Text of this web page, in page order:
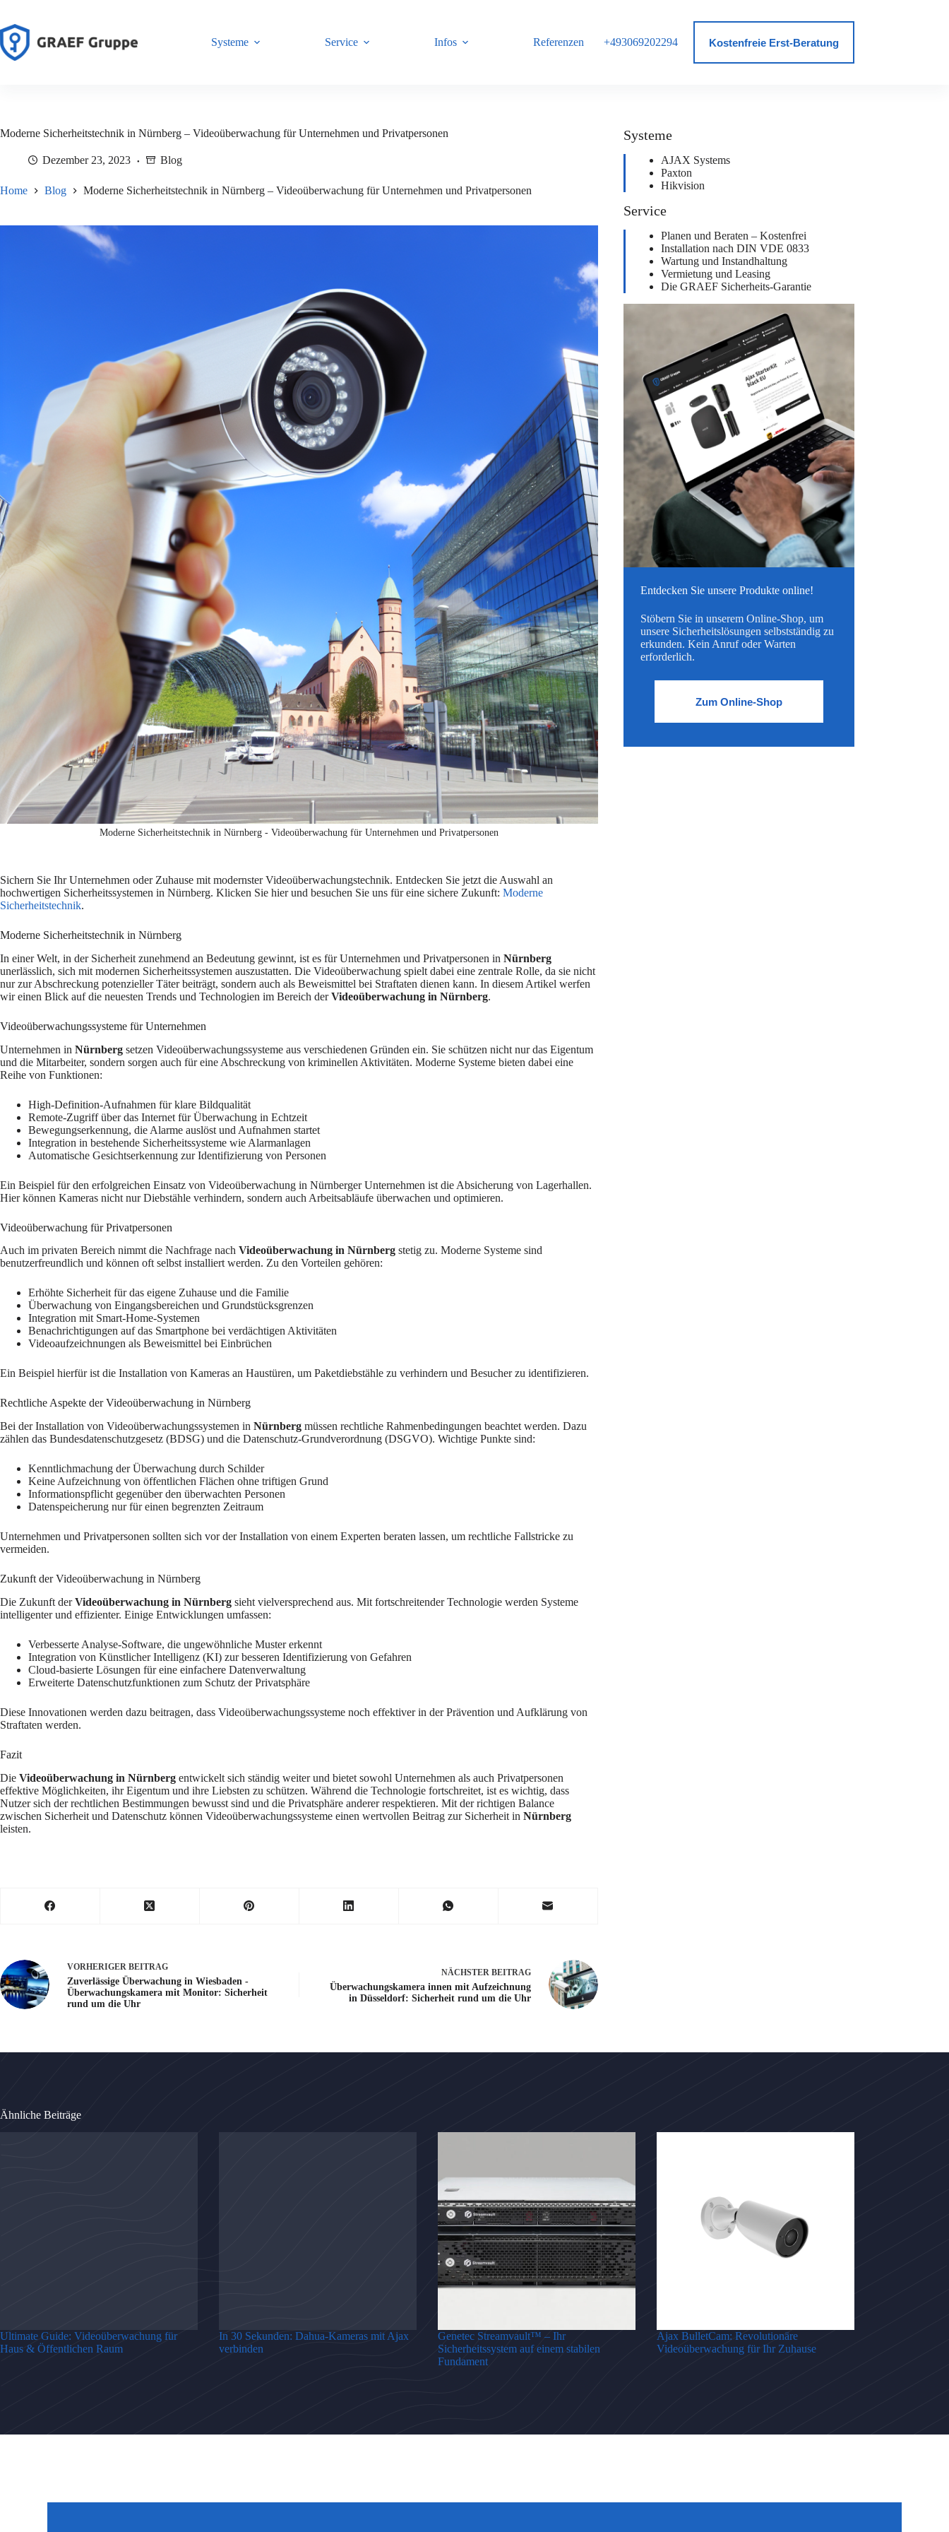
springen
Systeme
Service Infos Referenzen Blog
+493069202294 Kostenfreie Erst-Beratung
Moderne Sicherheitstechnik in Nürnberg – Videoüberwachung für Unternehmen und Privatpersonen
Dezember 23, 2023 Blog
Home Blog Moderne Sicherheitstechnik in Nürnberg – Videoüberwachung für Unternehmen und Privatpersonen
Moderne Sicherheitstechnik in Nürnberg - Videoüberwachung für Unternehmen und Privatpersonen
Sichern Sie Ihr Unternehmen oder Zuhause mit modernster Videoüberwachungstechnik. Entdecken Sie jetzt die Auswahl an
hochwertigen Sicherheitssystemen in Nürnberg. Klicken Sie hier und besuchen Sie uns für eine sichere Zukunft: Moderne
Sicherheitstechnik.
Moderne Sicherheitstechnik in Nürnberg
In einer Welt, in der Sicherheit zunehmend an Bedeutung gewinnt, ist es für Unternehmen und Privatpersonen in Nürnberg
unerlässlich, sich mit modernen Sicherheitssystemen auszustatten. Die Videoüberwachung spielt dabei eine zentrale Rolle, da sie nicht
nur zur Abschreckung potenzieller Täter beiträgt, sondern auch als Beweismittel bei Straftaten dienen kann. In diesem Artikel werfen
wir einen Blick auf die neuesten Trends und Technologien im Bereich derVideoüberwachung in Nürnberg.
Videoüberwachungssysteme für Unternehmen
Unternehmen in Nürnberg setzen Videoüberwachungssysteme aus verschiedenen Gründen ein. Sie schützen nicht nur das Eigentum
und die Mitarbeiter, sondern sorgen auch für eine Abschreckung von kriminellen Aktivitäten. Moderne Systeme bieten dabei eine
Reihe von Funktionen:
High-Definition-Aufnahmen für klare Bildqualität
Remote-Zugriff über das Internet für Überwachung in Echtzeit
Bewegungserkennung, die Alarme auslöst und Aufnahmen startet
Integration in bestehende Sicherheitssysteme wie Alarmanlagen
Automatische Gesichtserkennung zur Identifizierung von Personen
Ein Beispiel für den erfolgreichen Einsatz von Videoüberwachung in Nürnberger Unternehmen ist die Absicherung von Lagerhallen.
Hier können Kameras nicht nur Diebstähle verhindern, sondern auch Arbeitsabläufe überwachen und optimieren.
Videoüberwachung für Privatpersonen
Auch im privaten Bereich nimmt die Nachfrage nach Videoüberwachung in Nürnberg stetig zu. Moderne Systeme sind
benutzerfreundlich und können oft selbst installiert werden. Zu den Vorteilen gehören:
Erhöhte Sicherheit für das eigene Zuhause und die Familie
Überwachung von Eingangsbereichen und Grundstücksgrenzen
Integration mit Smart-Home-Systemen
Benachrichtigungen auf das Smartphone bei verdächtigen Aktivitäten
Videoaufzeichnungen als Beweismittel bei Einbrüchen
Ein Beispiel hierfür ist die Installation von Kameras an Haustüren, um Paketdiebstähle zu verhindern und Besucher zu identifizieren.
Rechtliche Aspekte der Videoüberwachung in Nürnberg
Bei der Installation von Videoüberwachungssystemen in Nürnberg müssen rechtliche Rahmenbedingungen beachtet werden. Dazu
zählen das Bundesdatenschutzgesetz (BDSG) und die Datenschutz-Grundverordnung (DSGVO). Wichtige Punkte sind:
Kenntlichmachung der Überwachung durch Schilder
Keine Aufzeichnung von öffentlichen Flächen ohne triftigen Grund
Informationspflicht gegenüber den überwachten Personen
Datenspeicherung nur für einen begrenzten Zeitraum
Unternehmen und Privatpersonen sollten sich vor der Installation von einem Experten beraten lassen, um rechtliche Fallstricke zu
vermeiden.
Zukunft der Videoüberwachung in Nürnberg
Die Zukunft derVideoüberwachung in Nürnberg sieht vielversprechend aus. Mit fortschreitender Technologie werden Systeme
intelligenter und effizienter. Einige Entwicklungen umfassen:
Verbesserte Analyse-Software, die ungewöhnliche Muster erkennt
Integration von Künstlicher Intelligenz (KI) zur besseren Identifizierung von Gefahren
Cloud-basierte Lösungen für eine einfachere Datenverwaltung
Erweiterte Datenschutzfunktionen zum Schutz der Privatsphäre
Diese Innovationen werden dazu beitragen, dass Videoüberwachungssysteme noch effektiver in der Prävention und Aufklärung von
Straftaten werden.
Fazit
Die Videoüberwachung in Nürnberg entwickelt sich ständig weiter und bietet sowohl Unternehmen als auch Privatpersonen
effektive Möglichkeiten, ihr Eigentum und ihre Liebsten zu schützen. Während die Technologie fortschreitet, ist es wichtig, dass
Nutzer sich der rechtlichen Bestimmungen bewusst sind und die Privatsphäre anderer respektieren. Mit der richtigen Balance
zwischen Sicherheit und Datenschutz können Videoüberwachungssysteme einen wertvollen Beitrag zur Sicherheit in Nürnberg
leisten.
VORHERIGER BEITRAG
Zuverlässige Überwachung in Wiesbaden -
Überwachungskamera mit Monitor: Sicherheit
rund um die Uhr
NÄCHSTER BEITRAG
Überwachungskamera innen mit Aufzeichnung
in Düsseldorf: Sicherheit rund um die Uhr
Systeme
AJAX Systems
Paxton
Hikvision
Service
Planen und Beraten – Kostenfrei
Installation nach DIN VDE 0833
Wartung und Instandhaltung
Vermietung und Leasing
Die GRAEF Sicherheits-Garantie
Entdecken Sie unsere Produkte online!
Stöbern Sie in unserem Online-Shop, um
unsere Sicherheitslösungen selbstständig zu
erkunden. Kein Anruf oder Warten
erforderlich.
Zum Online-Shop
Ähnliche Beiträge
Ultimate Guide: Videoüberwachung für
Haus & Öffentlichen Raum
In 30 Sekunden: Dahua-Kameras mit Ajax
verbinden
Genetec Streamvault™ – Ihr
Sicherheitssystem auf einem stabilen
Fundament
Ajax BulletCam: Revolutionäre
Videoüberwachung für Ihr Zuhause